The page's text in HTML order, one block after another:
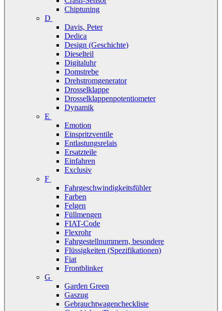
Chiptuning
D
Davis, Peter
Dedica
Design (Geschichte)
Dieselteil
Digitaluhr
Domstrebe
Drehstromgenerator
Drosselklappe
Drosselklappenpotentiometer
Dynamik
E
Emotion
Einspritzventile
Entlastungsrelais
Ersatzteile
Einfahren
Exclusiv
F
Fahrgeschwindigkeitsfühler
Farben
Felgen
Füllmengen
FIAT-Code
Flexrohr
Fahrgestellnummern, besondere
Flüssigkeiten (Spezifikationen)
Fiat
Frontblinker
G
Garden Green
Gaszug
Gebrauchtwagencheckliste